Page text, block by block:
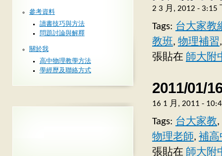
2 3 月, 2012 - 3:15
Tags: 台大家教
教班, 物理補習
張貼在 師大附
2011/01/
16 1 月, 2011 -
Tags: 台大家教,
物理老師, 補高
張貼在 師大附
參考資料
讀書技巧與方法
問題討論與解釋
關於我
高中物理教學方法
學經歷及聯絡方式